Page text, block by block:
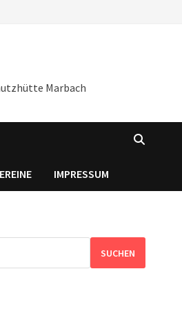
Marbach
IMPRESSUM
SUCHEN